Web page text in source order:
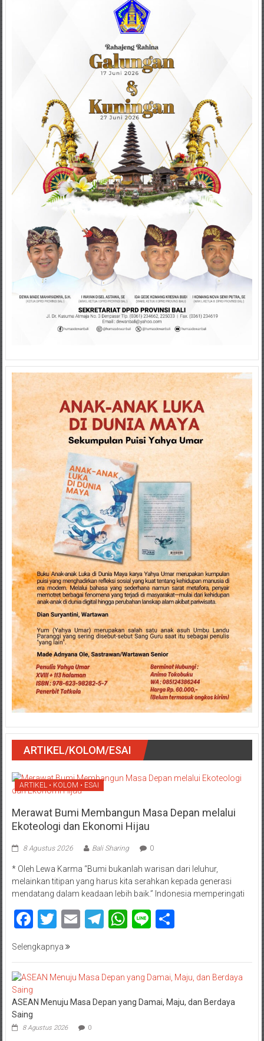
ARTIKEL/KOLOM/ESAI
ARTIKEL • KOLOM • ESAI
Merawat Bumi Membangun Masa Depan melalui
Ekoteologi dan Ekonomi Hijau
8 Agustus 2026 Bali Sharing 0
* Oleh Lewa Karma “Bumi bukanlah warisan dari leluhur,
melainkan titipan yang harus kita serahkan kepada generasi
mendatang dalam keadaan lebih baik.” Indonesia memperingati
Facebook
Twitter
EmailTelegram
WhatsApp
LineShare
Selengkapnya
ASEAN Menuju Masa Depan yang Damai, Maju, dan Berdaya
Saing
8 Agustus 2026 0